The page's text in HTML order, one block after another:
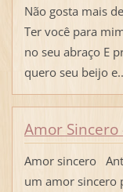
Não gosta mais
Ter você para
no seu abraço E
quero seu beijo
Amor
Amor sincero
um amor sincero